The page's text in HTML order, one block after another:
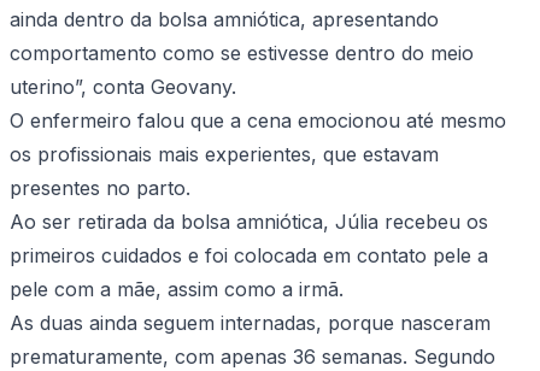
ainda dentro da bolsa amniótica, apresentando
comportamento como se estivesse dentro do meio
uterino”, conta Geovany.
O enfermeiro falou que a cena emocionou até mesmo
os profissionais mais experientes, que estavam
presentes no parto.
Ao ser retirada da bolsa amniótica, Júlia recebeu os
primeiros cuidados e foi colocada em contato pele a
pele com a mãe, assim como a irmã.
As duas ainda seguem internadas, porque nasceram
prematuramente, com apenas 36 semanas. Segundo